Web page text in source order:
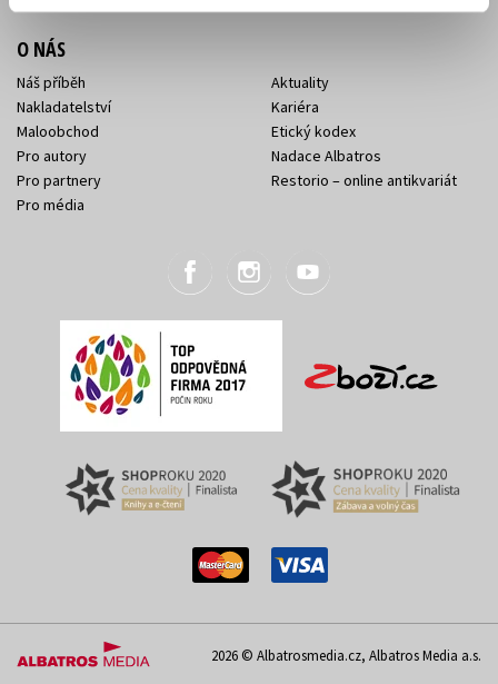
O NÁS
Náš příběh
Nakladatelství
Maloobchod
Pro autory
Pro partnery
Pro média
Aktuality
Kariéra
Etický kodex
Nadace Albatros
Restorio – online antikvariát
2026 © Albatrosmedia.cz, Albatros Media a.s.